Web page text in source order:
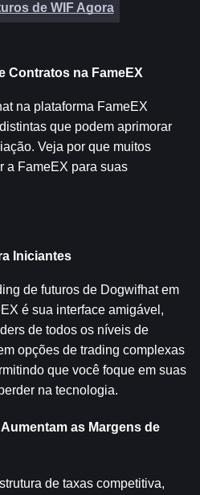
de WIF Agora
Contratos na FameEX
na plataforma FameEX
que podem aprimorar
Veja por que muitos
a FameEX para suas
Iniciantes
de futuros de Dogwifhat em
é sua interface amigável,
de todos os níveis de
opções de trading complexas
que você foque em suas
na tecnologia.
as Margens de
de taxas competitiva,